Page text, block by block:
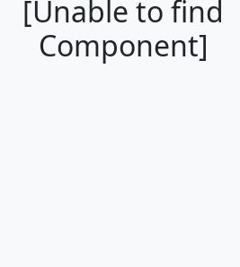
[Unable to find
Component]